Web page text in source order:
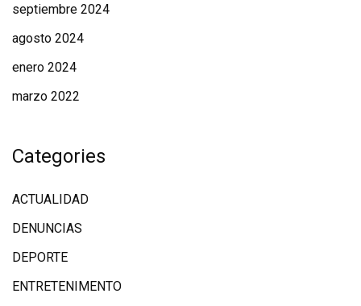
septiembre 2024
agosto 2024
enero 2024
marzo 2022
Categories
ACTUALIDAD
DENUNCIAS
DEPORTE
ENTRETENIMENTO